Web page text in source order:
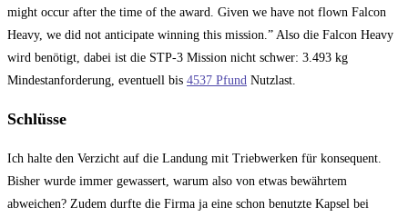
might occur after the time of the award. Given we have not flown Falcon
Heavy, we did not anticipate winning this mission.” Also die Falcon Heavy
wird benötigt, dabei ist die STP-3 Mission nicht schwer: 3.493 kg
Mindestanforderung, eventuell bis 4537 Pfund Nutzlast.
Schlüsse
Ich halte den Verzicht auf die Landung mit Triebwerken für konsequent.
Bisher wurde immer gewassert, warum also von etwas bewährtem
abweichen? Zudem durfte die Firma ja eine schon benutzte Kapsel bei